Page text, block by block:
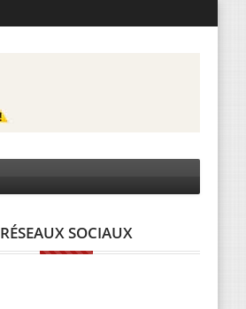
RÉSEAUX SOCIAUX